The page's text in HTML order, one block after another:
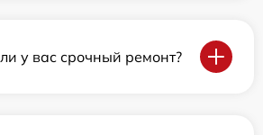
у вас срочный ремонт?